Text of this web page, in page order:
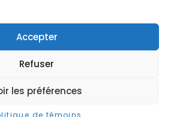
Accepter
Refuser
les préférences
de témoins
Récréoparc
service